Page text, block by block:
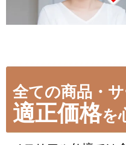
全ての商品・
適正価格を